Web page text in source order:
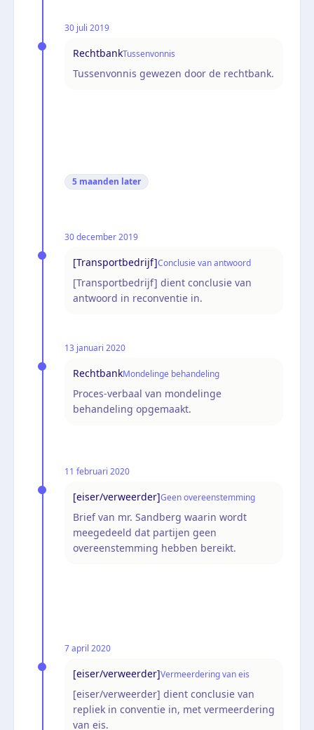
30 juli 2019
RechtbankTussenvonnis
Tussenvonnis gewezen door de rechtbank.
5 maanden later
30 december 2019
[Transportbedrijf]Conclusie van antwoord
[Transportbedrijf] dient conclusie van
antwoord in reconventie in.
13 januari 2020
RechtbankMondelinge behandeling
Proces-verbaal van mondelinge
behandeling opgemaakt.
11 februari 2020
[eiser/verweerder]Geen overeenstemming
Brief van mr. Sandberg waarin wordt
meegedeeld dat partijen geen
overeenstemming hebben bereikt.
7 april 2020
[eiser/verweerder]Vermeerdering van eis
[eiser/verweerder] dient conclusie van
repliek in conventie in, met vermeerdering
van eis.